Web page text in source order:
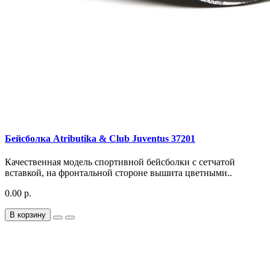
Бейсболка Atributika & Club Juventus 37201
Качественная модель спортивной бейсболки с сетчатой
вставкой, на фронтальной стороне вышита цветными..
0.00 р.
В корзину